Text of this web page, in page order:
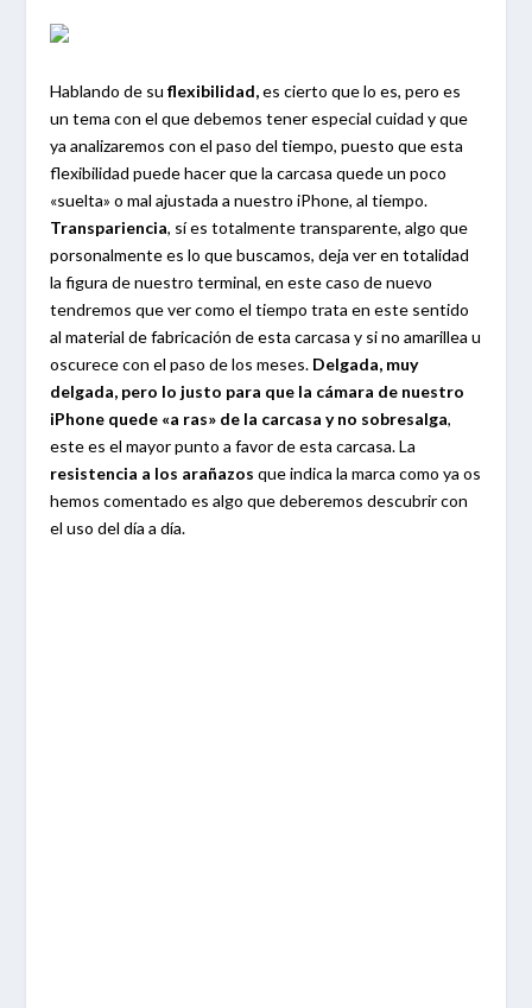
Hablando de su flexibilidad,es cierto que lo es, pero es
un tema con el que debemos tener especial cuidad y que
ya analizaremos con el paso del tiempo, puesto que esta
flexibilidad puede hacer que la carcasa quede un poco
«suelta» o mal ajustada a nuestro iPhone, al tiempo.
Transpariencia, sí es totalmente transparente, algo que
porsonalmente es lo que buscamos, deja ver en totalidad
la figura de nuestro terminal, en este caso de nuevo
tendremos que ver como el tiempo trata en este sentido
al material de fabricación de esta carcasa y si no amarillea u
oscurece con el paso de los meses. Delgada, muy
delgada, pero lo justo para que la cámara de nuestro
iPhone quede «a ras» de la carcasa y no sobresalga,
este es el mayor punto a favor de esta carcasa. La
resistencia a los arañazos que indica la marca como ya os
hemos comentado es algo que deberemos descubrir con
el uso del día a día.